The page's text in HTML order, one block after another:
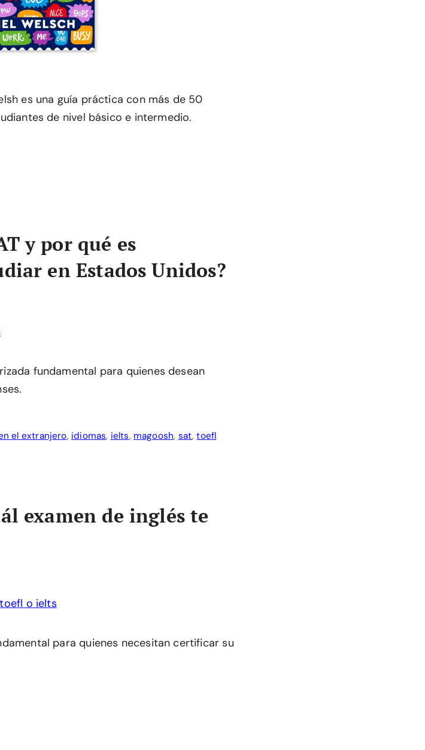
es una guía práctica con más de 50
de nivel básico e intermedio.
y por qué es
en Estados Unidos?
fundamental para quienes desean
el extranjero, idiomas, ielts, magoosh, sat,toefl
examen de inglés te
para quienes necesitan certificar su